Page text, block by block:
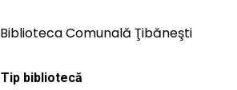
Biblioteca Comunală Ţibăneşti
Tip bibliotecă